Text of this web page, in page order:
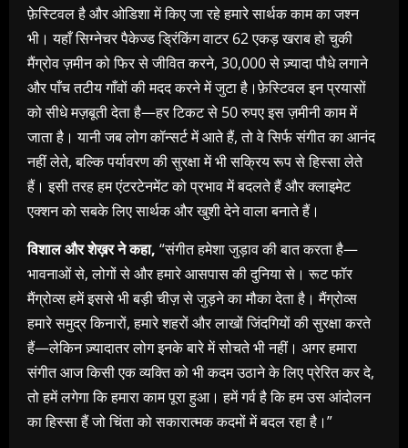
फ़ेस्टिवल है और ओडिशा में किए जा रहे हमारे सार्थक काम का जश्न
भी। यहाँ सिग्नेचर पैकेज्ड ड्रिंकिंग वाटर 62 एकड़ खराब हो चुकी
मैंग्रोव ज़मीन को फिर से जीवित करने, 30,000 से ज़्यादा पौधे लगाने
और पाँच तटीय गाँवों की मदद करने में जुटा है।फ़ेस्टिवल इन प्रयासों
को सीधे मज़बूती देता है—हर टिकट से 50 रुपए इस ज़मीनी काम में
जाता है। यानी जब लोग कॉन्सर्ट में आते हैं, तो वे सिर्फ संगीत का आनंद
नहीं लेते, बल्कि पर्यावरण की सुरक्षा में भी सक्रिय रूप से हिस्सा लेते
हैं। इसी तरह हम एंटरटेनमेंट को प्रभाव में बदलते हैं और क्लाइमेट
एक्शन को सबके लिए सार्थक और खुशी देने वाला बनाते हैं।
विशाल और शेख़र ने कहा, “संगीत हमेशा जुड़ाव की बात करता है—
भावनाओं से, लोगों से और हमारे आसपास की दुनिया से। रूट फॉर
मैंग्रोव्स हमें इससे भी बड़ी चीज़ से जुड़ने का मौका देता है। मैंग्रोव्स
हमारे समुद्र किनारों, हमारे शहरों और लाखों जिंदगियों की सुरक्षा करते
हैं—लेकिन ज़्यादातर लोग इनके बारे में सोचते भी नहीं। अगर हमारा
संगीत आज किसी एक व्यक्ति को भी कदम उठाने के लिए प्रेरित कर दे,
तो हमें लगेगा कि हमारा काम पूरा हुआ। हमें गर्व है कि हम उस आंदोलन
का हिस्सा हैं जो चिंता को सकारात्मक कदमों में बदल रहा है।”